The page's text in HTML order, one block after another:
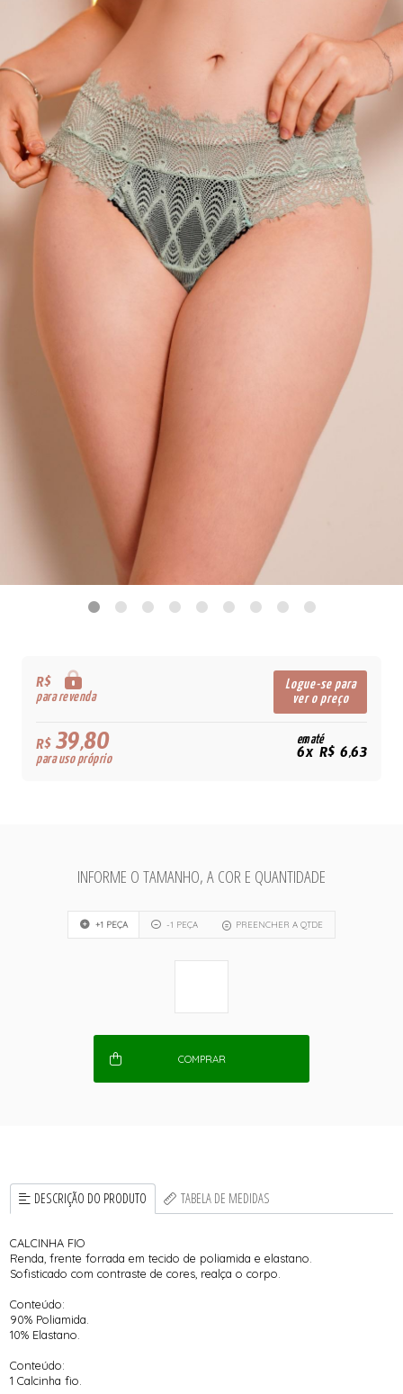
R$
para revenda
Logue-se para
ver o preço
R$39,80
para uso próprio
em até
6x R$ 6,63
INFORME O TAMANHO, A COR E QUANTIDADE
+1 PEÇA -1 PEÇA PREENCHER A QTDE
COMPRAR
DESCRIÇÃO DO PRODUTO TABELA DE MEDIDAS
CALCINHA FIO
Renda, frente forrada em tecido de poliamida e elastano.
Sofisticado com contraste de cores, realça o corpo.
Conteúdo:
90% Poliamida.
10% Elastano.
Conteúdo:
1 Calcinha fio.